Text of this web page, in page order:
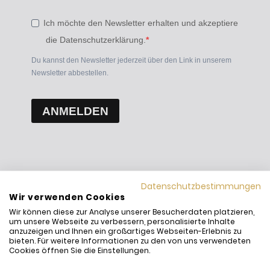
Ich möchte den Newsletter erhalten und akzeptiere
die Datenschutzerklärung.
Du kannst den Newsletter jederzeit über den Link in unserem
Newsletter abbestellen.
ANMELDEN
Datenschutzbestimmungen
Wir verwenden Cookies
Wir können diese zur Analyse unserer Besucherdaten platzieren,
um unsere Webseite zu verbessern, personalisierte Inhalte
anzuzeigen und Ihnen ein großartiges Webseiten-Erlebnis zu
bieten. Für weitere Informationen zu den von uns verwendeten
Cookies öffnen Sie die Einstellungen.